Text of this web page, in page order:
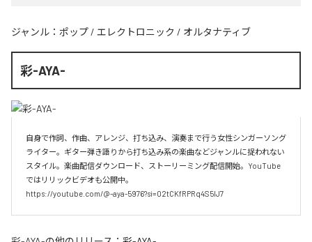
ジャンル： ポップ / エレクトロニック / オルタナティブ
彩-AYA-
自身で作詞、作曲、アレンジ、打ち込み、演奏まで行う女性シンガーソング
ライター。ギター弾き語りから打ち込み系の楽曲などジャンルに捉われない
スタイル。楽曲配信ダウンロード、ストーリーミング配信開始。YouTube
ではリリックビデオも公開中。
https://youtube.com/@-aya-5976?si=02tCKfRPRq4S5lJ7